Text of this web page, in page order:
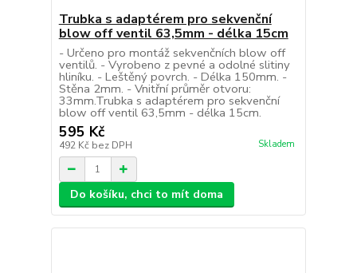
Trubka s adaptérem pro sekvenční
blow off ventil 63,5mm - délka 15cm
- Určeno pro montáž sekvenčních blow off
ventilů. - Vyrobeno z pevné a odolné slitiny
hliníku. - Leštěný povrch. - Délka 150mm. -
Stěna 2mm. - Vnitřní průměr otvoru:
33mm.Trubka s adaptérem pro sekvenční
blow off ventil 63,5mm - délka 15cm.
595 Kč
492 Kč bez DPH Skladem
Do košíku, chci to mít doma